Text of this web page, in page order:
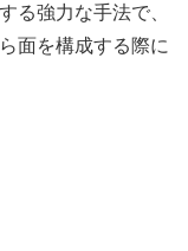
る強力な手法で、
面を構成する際に